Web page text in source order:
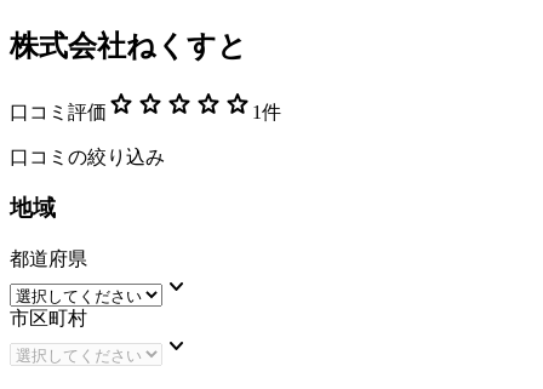
株式会社ねくすと
口コミ評価 star star star star star 1件
口コミの絞り込み
地域
都道府県
keyboard_arrow_down
市区町村
keyboard_arrow_down